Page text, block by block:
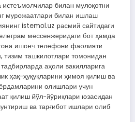
билан мулоқотни
мурожаатлари билан ишлаш
istemol.uz расмий сайтидаги
мессенжеридаги бот ҳамда
ишонч телефони фаолияти
тизим ташкилотлари томонидан
аҳоли вакилларига
ҳақ-ҳуқуқларини ҳимоя қилиш ва
олишлари учун
қилиш йўл-йўриқлари юзасидан
ва тарғибот ишлари олиб